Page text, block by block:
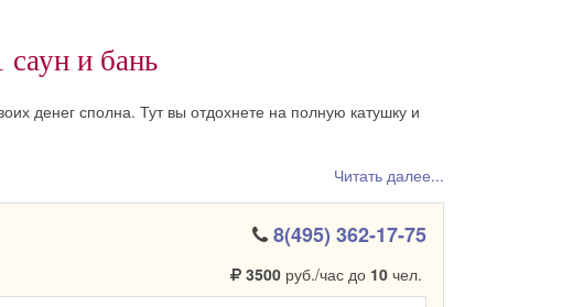
саун и бань
денег сполна. Тут вы отдохнете на полную катушку и
Читать далее...
8(495) 362-17-75
3500руб./час до 10чел.